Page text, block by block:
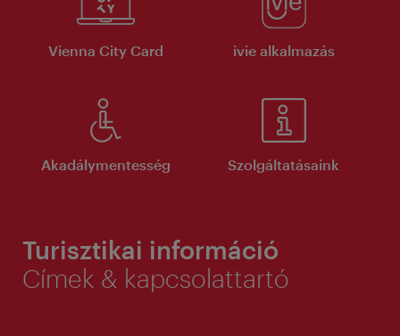
Vienna City Card ivie alkalmazás
Akadálymentesség Szolgáltatásaink
Turisztikai információ
Címek & kapcsolattartó